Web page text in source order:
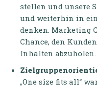
stellen und unsere
und weiterhin in
denken. Marketing
Chance, den
Inhalten abzuholen.
„One size fits all“